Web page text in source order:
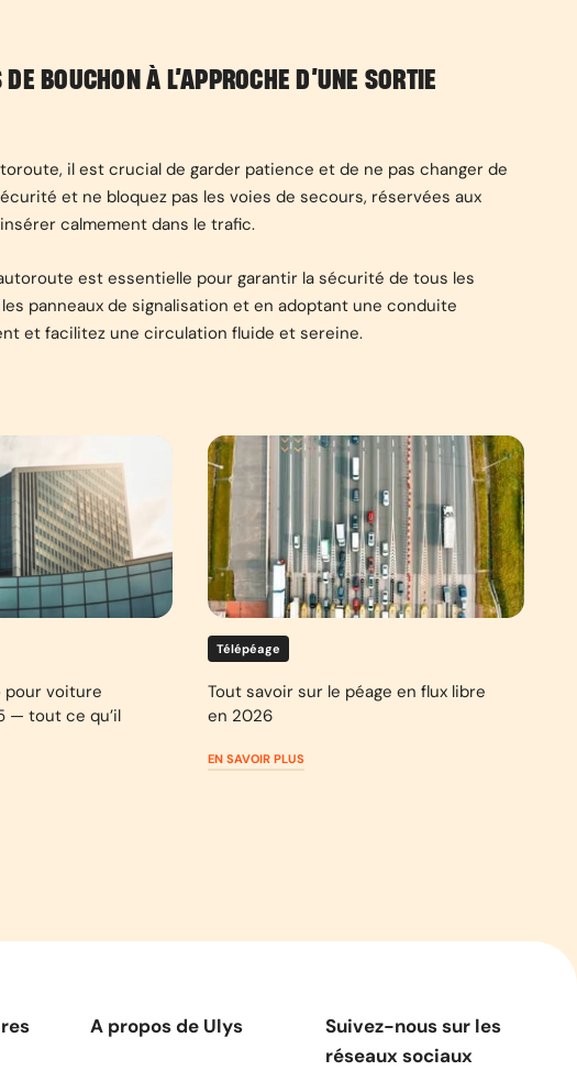
BOUCHON À L’APPROCHE D’UNE SORTIE
il est crucial de garder patience et de ne pas changer de
et ne bloquez pas les voies de secours, réservées aux
calmement dans le trafic.
est essentielle pour garantir la sécurité de tous les
panneaux de signalisation et en adoptant une conduite
et facilitez une circulation fluide et sereine.
pour voiture
— tout ce qu’il
Télépéage
Tout savoir sur le péage en flux libre
en 2026
EN SAVOIR PLUS
A propos de Ulys
Suivez-nous sur les
réseaux sociaux